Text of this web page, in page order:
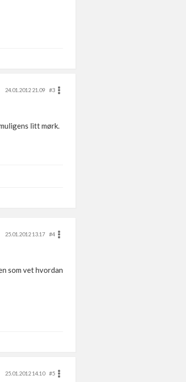
24.01.2012 21.09
#3
litt mørk.
25.01.2012 13.17
#4
som vet hvordan
25.01.2012 14.10
#5